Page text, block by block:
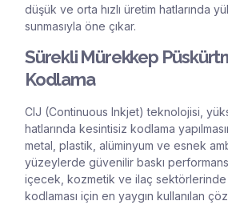
düşük ve orta hızlı üretim hatlarında
sunmasıyla öne çıkar.
Sürekli Mürekkep
Kodlama
CIJ (Continuous Inkjet) teknolojisi,
hatlarında kesintisiz kodlama
metal, plastik, alüminyum ve esnek
yüzeylerde güvenilir baskı performansı
içecek, kozmetik ve ilaç sektörlerinde
kodlaması için en yaygın kullanılan